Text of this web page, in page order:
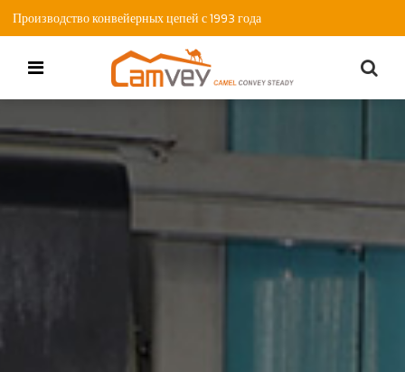
Производство конвейерных цепей с 1993 года